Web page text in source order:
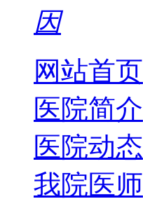
因
网站首页
医院简介
医院动态
我院医师